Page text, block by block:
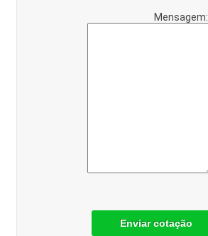
Mensagem:
Enviar cotação